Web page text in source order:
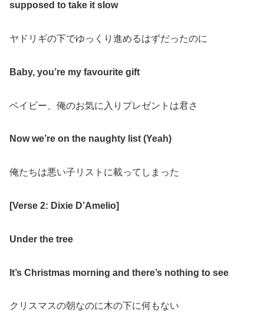
supposed to take it slow
ヤドリギの下でゆっくり進めるはずだったのに
Baby, you’re my favourite gift
ベイビー、俺のお気に入りプレゼントは君さ
Now we’re on the naughty list (Yeah)
俺たちは悪い子リストに載ってしまった
[Verse 2: Dixie D’Amelio]
Under the tree
It’s Christmas morning and there’s nothing to see
クリスマスの朝なのに木の下に何もない